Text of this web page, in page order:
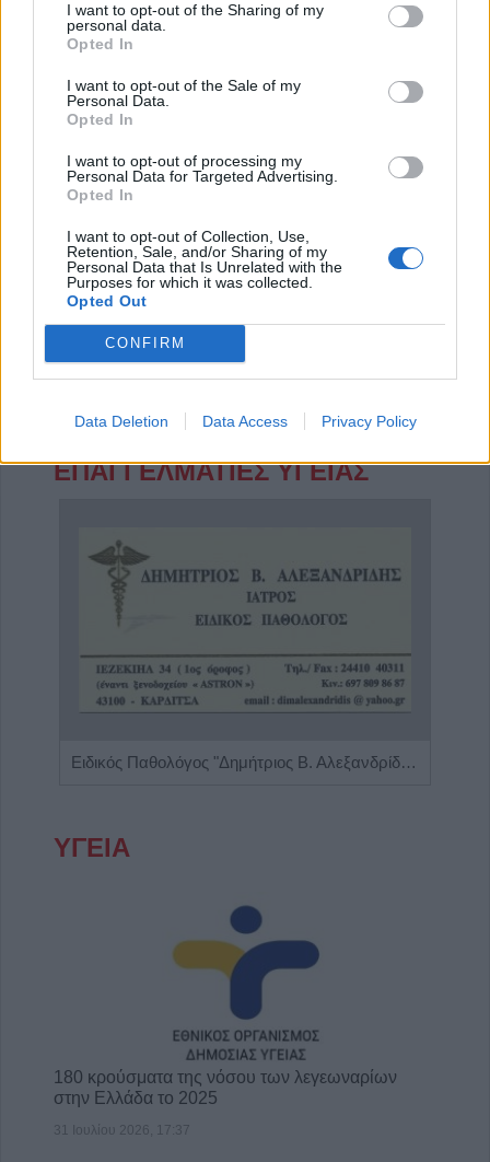
I want to opt-out of the Sharing of my
personal data.
Opted In
I want to opt-out of the Sale of my
Personal Data.
Opted In
I want to opt-out of processing my
Personal Data for Targeted Advertising.
Opted In
I want to opt-out of Collection, Use,
Retention, Sale, and/or Sharing of my
Personal Data that Is Unrelated with the
Purposes for which it was collected.
Opted Out
CONFIRM
Data Deletion Data Access Privacy Policy
Την Πάκσι θα αντιμετωπίσει ο Παναθηναϊκός στον Β΄
προέκυψε από τη σχετική κλήρωση που
πραγματοποιήθηκε σήμερα (17/6) στην έδρα της UEFA,
στη Νιόν της Ελβετίας.
Συνδρομή σε αυτήν την τροφοδοσία RSS
Έναρξη Προηγούμενο 1 2 3 …
Επόμενο Τέλος
ΕΠΑΓΓΕΛΜΑΤΙΕΣ ΥΓΕΙΑΣ
Ειδικός Παθολόγος "Δημήτριος Β. Αλεξανδρίδης"
ΥΓΕΙΑ
180 κρούσματα της νόσου των λεγεωναρίων
στην Ελλάδα το 2025
31 Ιουλίου 2026, 17:37